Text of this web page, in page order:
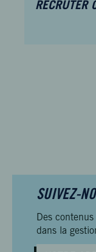
RECRUTER
SUIVEZ-
Des
dans la